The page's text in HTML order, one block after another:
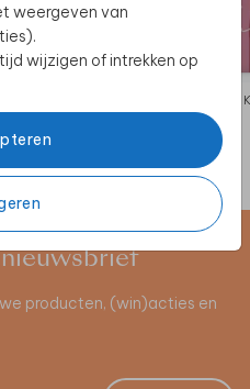
weergeven van
wijzigen of intrekken op
producten, (win)acties en